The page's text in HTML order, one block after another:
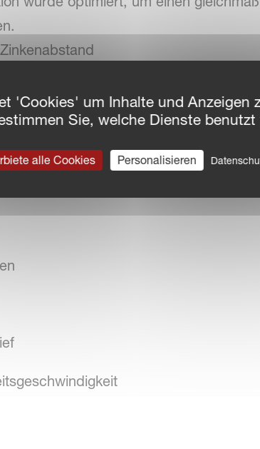
'Cookies' um Inhalte und Anzeigen
Sie, welche Dienste
alle Cookies Personalisieren